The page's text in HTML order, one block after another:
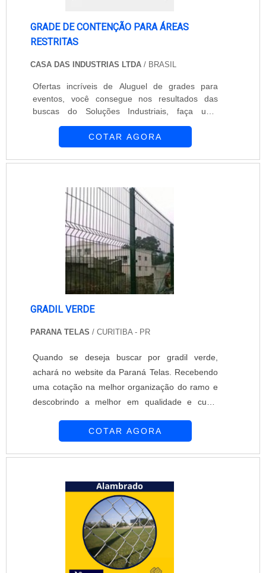
GRADE DE CONTENÇÃO PARA ÁREAS
RESTRITAS
CASA DAS INDUSTRIAS LTDA / BRASIL
Ofertas incríveis de Aluguel de grades para
eventos, você consegue nos resultados das
buscas do Soluções Industriais, faça uma
COTAR AGORA
GRADIL VERDE
PARANA TELAS / CURITIBA - PR
Quando se deseja buscar por gradil verde,
achará no website da Paraná Telas. Recebendo
uma cotação na melhor organização do ramo e
descobrindo a melhor em qualidade e custo
melhores profissionais da Paraná Telas
cercamento.DETALHES SOBRE GRADIL
VERDEA Paraná Telas canaliza sua energia em
oferecer aos clientes uma estrutura com
escritório de alta qualidade onde são realizadas
as atividades e biblioteca técnica de apoio, tudo
para garantir gradil verde com assertividade.Há
COTAR AGORA